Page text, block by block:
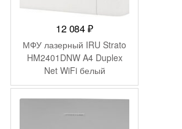
12 084₽
МФУ лазерный IRU Strato
HM2401DNW A4 Duplex
Net WiFi белый